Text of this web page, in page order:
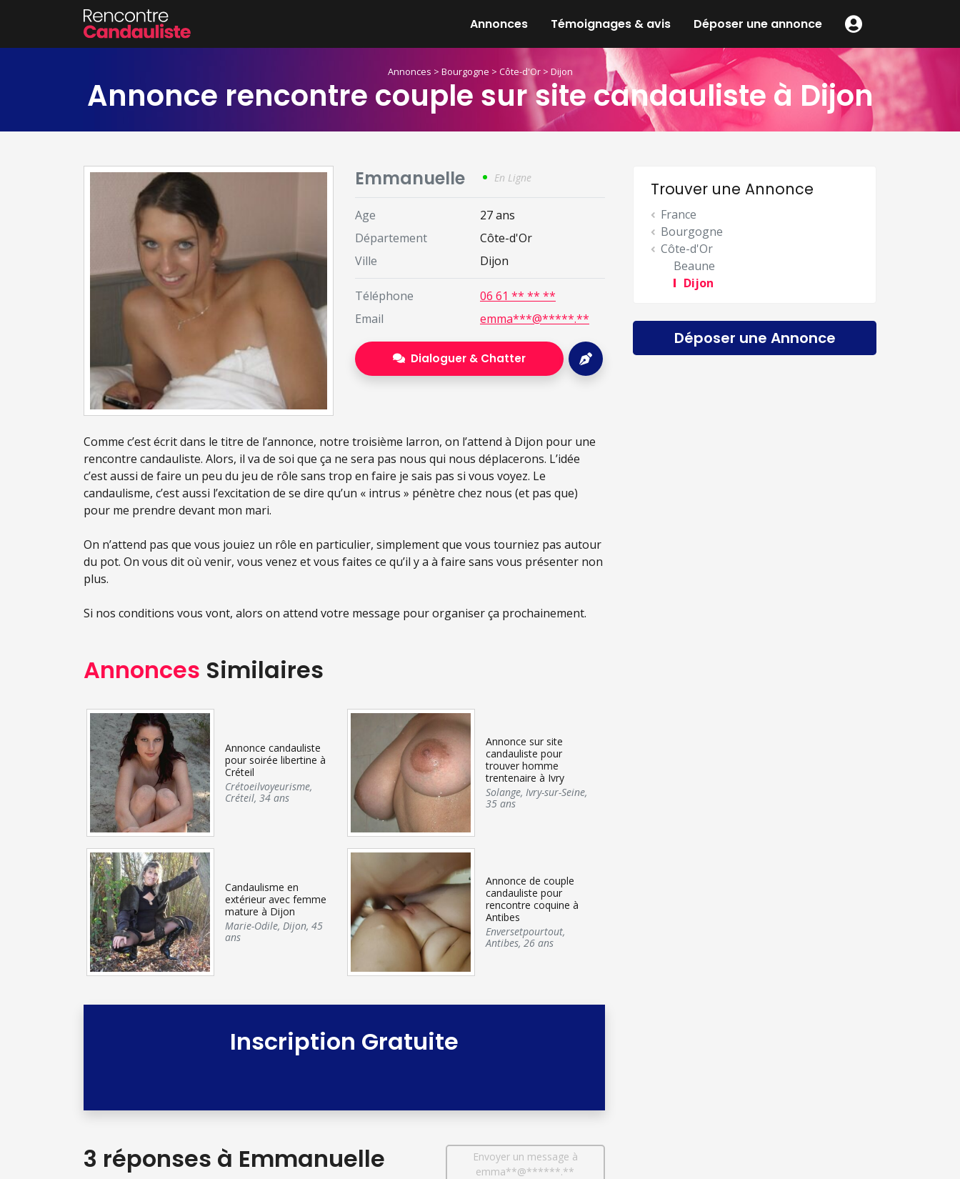
Annonces Témoignages & avis Déposer une annonce
Annonces > Bourgogne > Côte-d'Or> Dijon
Annonce rencontre couple sur site candauliste à Dijon
Emmanuelle En Ligne
Age
27 ans
Département
Côte-d'Or
Ville
Dijon
Téléphone
06 61 ** ** **
Email
emma***@*****.**
Dialoguer & Chatter
Comme c’est écrit dans le titre de l’annonce, notre troisième larron, on l’attend à Dijon pour une
rencontre candauliste. Alors, il va de soi que ça ne sera pas nous qui nous déplacerons. L’idée
c’est aussi de faire un peu du jeu de rôle sans trop en faire je sais pas si vous voyez. Le
candaulisme, c’est aussi l’excitation de se dire qu’un « intrus » pénètre chez nous (et pas que)
pour me prendre devant mon mari.
On n’attend pas que vous jouiez un rôle en particulier, simplement que vous tourniez pas autour
du pot. On vous dit où venir, vous venez et vous faites ce qu’il y a à faire sans vous présenter non
plus.
Si nos conditions vous vont, alors on attend votre message pour organiser ça prochainement.
Annonces Similaires
Annonce candauliste
pour soirée libertine à
Créteil
Crétoeilvoyeurisme,
Créteil, 34 ans
Annonce sur site
candauliste pour
trouver homme
trentenaire à Ivry
Solange, Ivry-sur-Seine,
35 ans
Candaulisme en
extérieur avec femme
mature à Dijon
Marie-Odile, Dijon, 45
ans
Annonce de couple
candauliste pour
rencontre coquine à
Antibes
Enversetpourtout,
Antibes, 26 ans
Inscription Gratuite
3 réponses à Emmanuelle
Envoyer un message à
emma**@******.**
Trouver une Annonce
France
Bourgogne
Côte-d'Or
Beaune
Dijon
Déposer une Annonce